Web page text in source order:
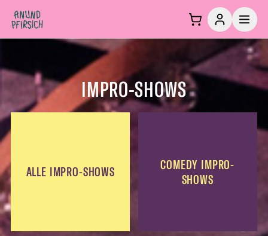
Zum Inhalt springen
IMPRO-SHOWS
ALLE IMPRO-SHOWS
COMEDY IMPRO-
SHOWS